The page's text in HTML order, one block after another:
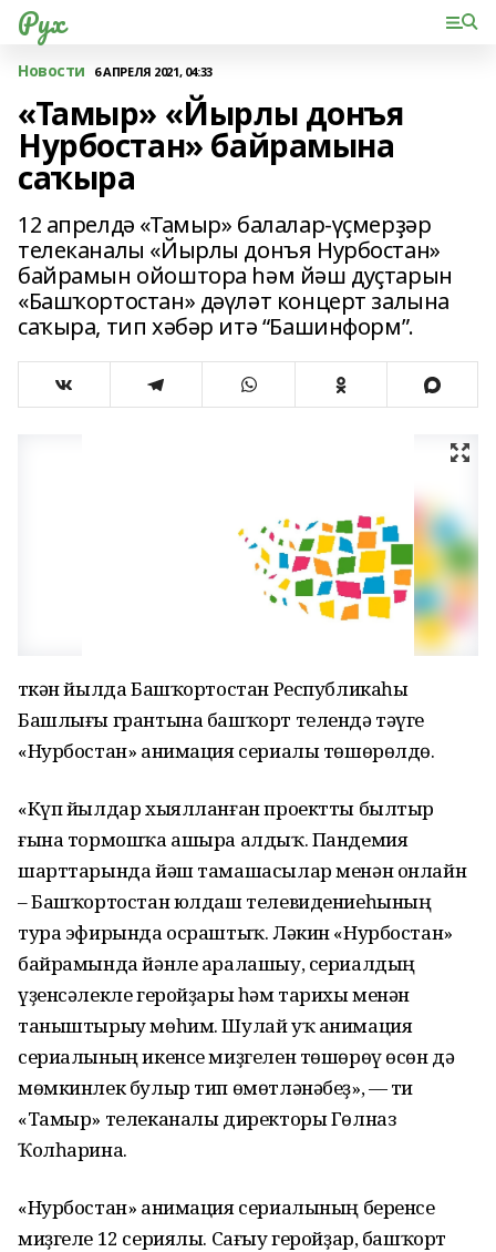
Рух
Новости 6 АПРЕЛЯ 2021, 04:33
«Тамыр» «Йырлы донъя
Нурбостан» байрамына
саҡыра
12 апрелдә «Тамыр» балалар-үҫмерҙәр
телеканалы «Йырлы донъя Нурбостан»
байрамын ойоштора һәм йәш дуҫтарын
«Башҡортостан» дәүләт концерт залына
саҡыра, тип хәбәр итә “Башинформ”.
Үткән йылда Башҡортостан Республикаһы
Башлығы грантына башҡорт телендә тәүге
«Нурбостан» анимация сериалы төшөрөлдө.
«Күп йылдар хыялланған проектты былтыр
ғына тормошҡа ашыра алдыҡ. Пандемия
шарттарында йәш тамашасылар менән онлайн
– Башҡортостан юлдаш телевидениеһының
тура эфирында осраштыҡ. Ләкин «Нурбостан»
байрамында йәнле аралашыу, сериалдың
үҙенсәлекле геройҙары һәм тарихы менән
таныштырыу мөһим. Шулай уҡ анимация
сериалының икенсе миҙгелен төшөрөү өсөн дә
мөмкинлек булыр тип өмөтләнәбеҙ», — ти
«Тамыр» телеканалы директоры Гөлназ
Ҡолһарина.
«Нурбостан» анимация сериалының беренсе
миҙгеле 12 сериялы. Сағыу геройҙар, башҡорт